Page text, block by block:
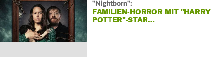
"Nightborn":
FAMILIEN-HORROR MIT "HARRY
POTTER"-STAR…